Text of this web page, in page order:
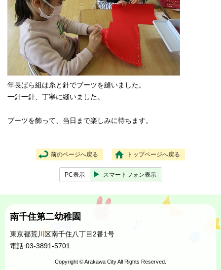
年長ばら組は糸と針でブーツを縫いました。
一針一針、丁寧に縫いました。
ブーツを飾って、当日まで楽しみに待ちます。
前のページへ戻る トップページへ戻る
PC表示 スマートフォン表示
南千住第二幼稚園
東京都荒川区南千住八丁目2番1号
電話:03-3891-5701
Copyright © Arakawa City All Rights Reserved.